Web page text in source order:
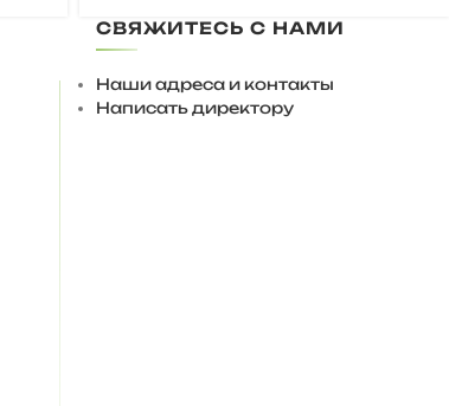
СВЯЖИТЕСЬ С НАМИ
Наши адреса и контакты
Написать директору